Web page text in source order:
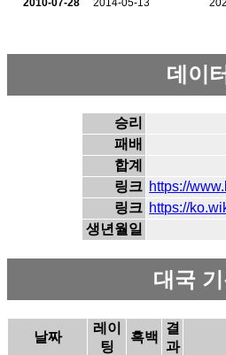
데이터
승리
패배
합계
링크 https://
링크 https://
생년월일
대국
날짜
레이
팅
흑백
결
과